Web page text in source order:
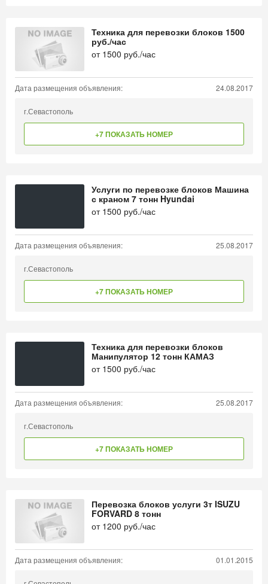
Техника для перевозки блоков 1500
руб./час
от 1500 руб./час
Дата размещения объявления: 24.08.2017
г.Севастополь
+7 ПОКАЗАТЬ НОМЕР
Услуги по перевозке блоков Машина
с краном 7 тонн Hyundai
от 1500 руб./час
Дата размещения объявления: 25.08.2017
г.Севастополь
+7 ПОКАЗАТЬ НОМЕР
Техника для перевозки блоков
Манипулятор 12 тонн КАМАЗ
от 1500 руб./час
Дата размещения объявления: 25.08.2017
г.Севастополь
+7 ПОКАЗАТЬ НОМЕР
Перевозка блоков услуги 3т ISUZU
FORVARD 8 тонн
от 1200 руб./час
Дата размещения объявления: 01.01.2015